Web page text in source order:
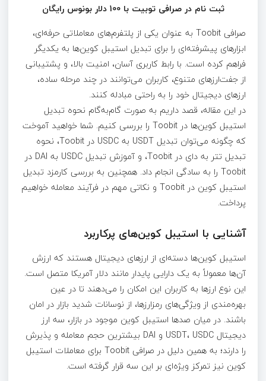
ثبت نام در صرافی توبیت با 100 دلار بونوس رایگان
صرافی Toobit به عنوان یکی از پلتفرم‌های معاملاتی حرفه‌ای،
ابزارهای پیشرفته‌ای را برای تبدیل استیبل‌ کوین‌ها به یکدیگر
فراهم کرده است. با رابط کاربری آسان، امنیت بالا، و پشتیبانی
از جفت‌ارزهای متنوع، کاربران می‌توانند در چند مرحله ساده،
ارزهای دیجیتال خود را به راحتی مبادله کنند.
در این مقاله، قصد داریم به صورت گام‌به‌گام نحوه تبدیل
استیبل‌ کوین‌ها در Toobit را بررسی کنیم. شما خواهید آموخت
که چگونه می‌توان تبدیل USDT به USDC در Toobit، نحوه
تبدیل تتر به دای در Toobit، و آموزش تبدیل USDC به DAI در
Toobit را به سادگی انجام داد. همچنین به بررسی کارمزد تبدیل
استیبل‌ کوین در Toobit و نکاتی مهم در فرآیند معامله خواهیم
پرداخت.
آشنایی با استیبل‌ کوین‌های پرکاربرد
استیبل‌ کوین‌ها دسته‌ای از ارزهای دیجیتال هستند که ارزش
آن‌ها معمولاً به یک دارایی پایدار مانند دلار آمریکا متصل است.
این نوع ارزها به کاربران این امکان را می‌دهند تا در عین
بهره‌مندی از ویژگی‌های رمزارزها، از نوسانات شدید بازار در امان
باشند. در میان صدها استیبل‌ کوین موجود در بازار، سه ارز
دیجیتال USDT، USDC و DAI بیشترین حجم معامله و پذیرش
را دارند؛ به همین دلیل در صرافی Toobit برای معاملات استیبل‌
کوین نیز تمرکز ویژه‌ای بر این سه قرار گرفته است.